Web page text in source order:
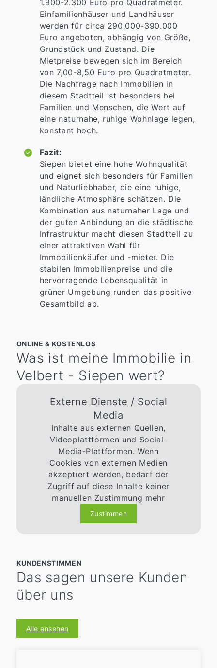
1.900-2.300 Euro pro Quadratmeter.
Einfamilienhäuser und Landhäuser
werden für circa 290.000-390.000
Euro angeboten, abhängig von Größe,
Grundstück und Zustand. Die
Mietpreise bewegen sich im Bereich
von 7,00-8,50 Euro pro Quadratmeter.
Die Nachfrage nach Immobilien in
diesem Stadtteil ist besonders bei
Familien und Menschen, die Wert auf
eine naturnahe, ruhige Wohnlage legen,
konstant hoch.
Fazit:
Siepen bietet eine hohe Wohnqualität
und eignet sich besonders für Familien
und Naturliebhaber, die eine ruhige,
ländliche Atmosphäre schätzen. Die
Kombination aus naturnaher Lage und
der guten Anbindung an die städtische
Infrastruktur macht diesen Stadtteil zu
einer attraktiven Wahl für
Immobilienkäufer und -mieter. Die
stabilen Immobilienpreise und die
hervorragende Lebensqualität in
grüner Umgebung runden das positive
Gesamtbild ab.
ONLINE & KOSTENLOS
Was ist meine Immobilie in
Velbert - Siepen wert?
Externe Dienste / Social
Media
Inhalte aus externen Quellen,
Videoplattformen und Social-
Media-Plattformen. Wenn
Cookies von externen Medien
akzeptiert werden, bedarf der
Zugriff auf diese Inhalte keiner
manuellen Zustimmung mehr
Zustimmen
KUNDENSTIMMEN
Das sagen unsere Kunden
über uns
Alle ansehen